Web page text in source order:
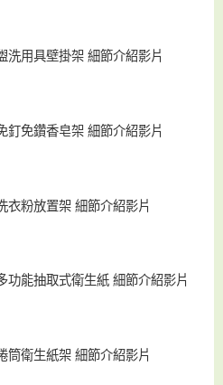
洗用具壁掛架 細節介紹影片
釘免鑽香皂架 細節介紹影片
衣粉放置架 細節介紹影片
功能抽取式衛生紙 細節介紹影片
筒衛生紙架 細節介紹影片